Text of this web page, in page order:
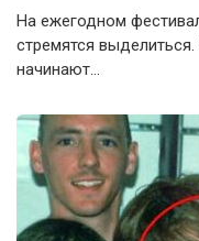
На ежегодном
стремятся
начинают…